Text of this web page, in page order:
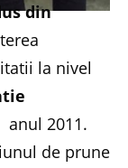
din
la nivel
2011.
de prune